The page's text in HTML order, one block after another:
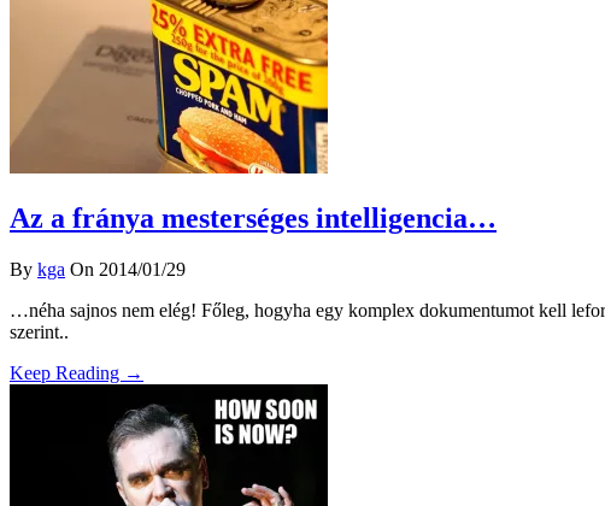
Az a fránya mesterséges intelligencia…
By kga On 2014/01/29
…néha sajnos nem elég! Főleg, hogyha egy komplex dokumentumot kell
szerint..
Keep Reading →